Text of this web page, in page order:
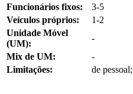
Funcionários fixos:
3-5
Veículos próprios:
1-2
Unidade Móvel
(UM):
-
Mix de UM:
-
Limitações:
de